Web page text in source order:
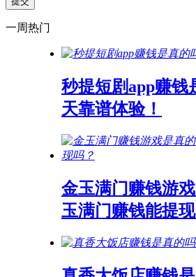
一周热门
秒提短剧app赚钱
天靠谱体验！
金玉满门赚钱游
玉满门赚钱能提